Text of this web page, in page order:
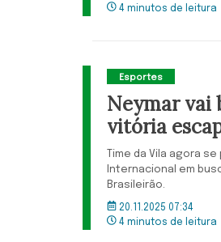
4 minutos de leitura
Esportes
Neymar vai
vitória
Time da Vila agora
Internacional em
Brasileirão.
20.11.2025 07:34
4 minutos de leitura